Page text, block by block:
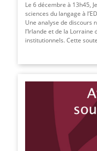
Le 6 décembre à 13h45,
sciences du langage à
Une analyse de discours
l’Irlande et de la
institutionnels. Cette